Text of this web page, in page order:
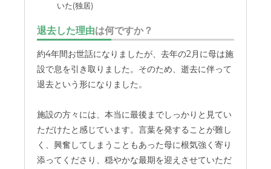
外観・内装・居室・設備について
きれいで、しかも清潔さも保っておりますので、ほんとう
に行き届いているかと思います。
介護医療サービスについて
きめこまやかな対応をしていただけるスタッフさんが多い
近隣環境や交通アクセスについて
近隣環境は、廻りが静かで落ち着いており、本当に良いで
す。駅からも近くて助かっております。
いた(独居)
退去した理由は何ですか？
約4年間お世話になりましたが、去年の2月に母は施
設で息を引き取りました。そのため、逝去に伴って
退去という形になりました。
施設の方々には、本当に最後までしっかりと見てい
ただけたと感じています。言葉を発することが難し
く、興奮してしまうこともあった母に根気強く寄り
添ってくださり、穏やかな最期を迎えさせていただ